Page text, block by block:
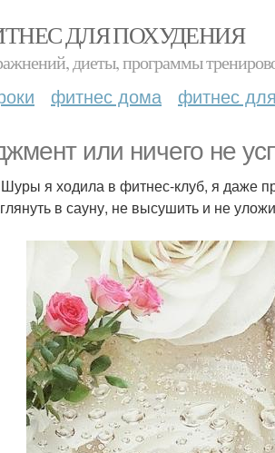
ДЛЯ ПОХУДЕНИЯ
диеты, программы
фитнес дома фитнес
или ничего не
я ходила в фитнес-клуб, я даже
в сауну, не высушить и не